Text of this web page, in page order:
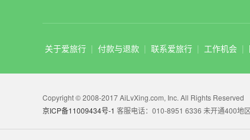
关于爱旅行 | 付款与退款 | 联系爱旅行 | 工作机会 |
Copyright © 2008-2017 AiLvXing.com, Inc. All Rights Reserved
京ICP备11009434号-1 客服电话：010-8951 6336 未开通400地